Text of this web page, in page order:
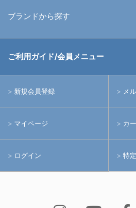
中古アームシステム
ハウジング
ライト
アームシステム
アクションカメラ(GoPro等)
水中用品
ブランドから探す
RGBlue
イノン
ご利用ガイド/会員メニュー
新規会員登録 メ
マイページ カ
ログイン 特